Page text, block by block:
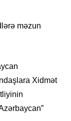
məzun
Xidmət